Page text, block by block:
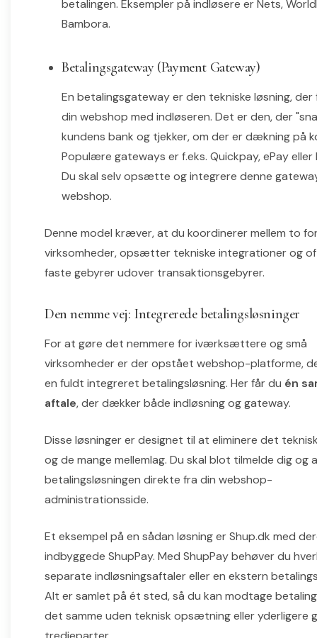
betalingen. Eksempler på indløsere er Nets,
Bambora.
Betalingsgateway (Payment Gateway)
En betalingsgateway er den tekniske løsning,
din webshop med indløseren. Det er den, der
kundens bank og tjekker, om der er dækning på
Populære gateways er f.eks. Quickpay, ePay eller
Du skal selv opsætte og integrere denne
webshop.
Denne model kræver, at du koordinerer mellem to
virksomheder, opsætter tekniske integrationer og
faste gebyrer udover transaktionsgebyrer.
Den nemme vej: Integrerede betalingsløsninger
For at gøre det nemmere for iværksættere og små
virksomheder er der opstået webshop-platforme,
en fuldt integreret betalingsløsning. Her får du én
aftale, der dækker både indløsning og gateway.
Disse løsninger er designet til at eliminere det
og de mange mellemlag. Du skal blot tilmelde dig og
betalingsløsningen direkte fra din webshop-
administrationsside.
Et eksempel på en sådan løsning er Shup.dk med
indbyggede ShupPay. Med ShupPay behøver du
separate indløsningsaftaler eller en ekstern
Alt er samlet på ét sted, så du kan modtage
det samme uden teknisk opsætning eller yderligere